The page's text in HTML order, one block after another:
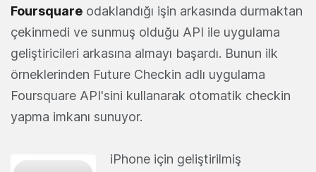
Foursquare odaklandığı işin arkasında durmaktan
çekinmedi ve sunmuş olduğu API ile uygulama
geliştiricileri arkasına almayı başardı. Bunun ilk
örneklerinden Future Checkin adlı uygulama
Foursquare API'sini kullanarak otomatik checkin
yapma imkanı sunuyor.
iPhone için geliştirilmiş